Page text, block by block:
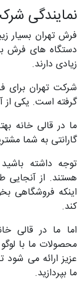
نمایندگی
فرش تهران بسیار
دستگاه های فرش
زیادی دارند.
شرکت تهران برای
گرفته است. یکی از
ما در قالی خانه
گارانتی به شما
اینکه فروشگاهی
کند.
اما ما در قالی
محصولات ما با
عزیز ارائه می شود
ما بپردازید.